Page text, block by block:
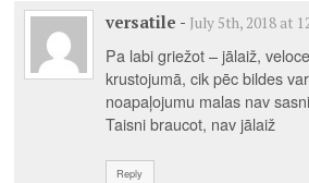
versatile - July 5th, 2018 at
Pa labi griežot – jālaiž,
krustojumā, cik pēc bildes
noapaļojumu malas nav
Taisni braucot, nav jālaiž
Reply